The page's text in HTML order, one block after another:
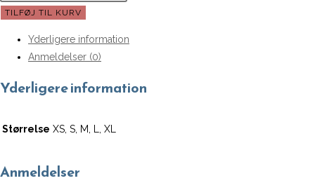
langærmet
Basic
Frozen
antal
TILFØJ TIL KURV
Yderligere information
Anmeldelser (0)
Yderligere information
Størrelse XS, S, M, L, XL
Anmeldelser